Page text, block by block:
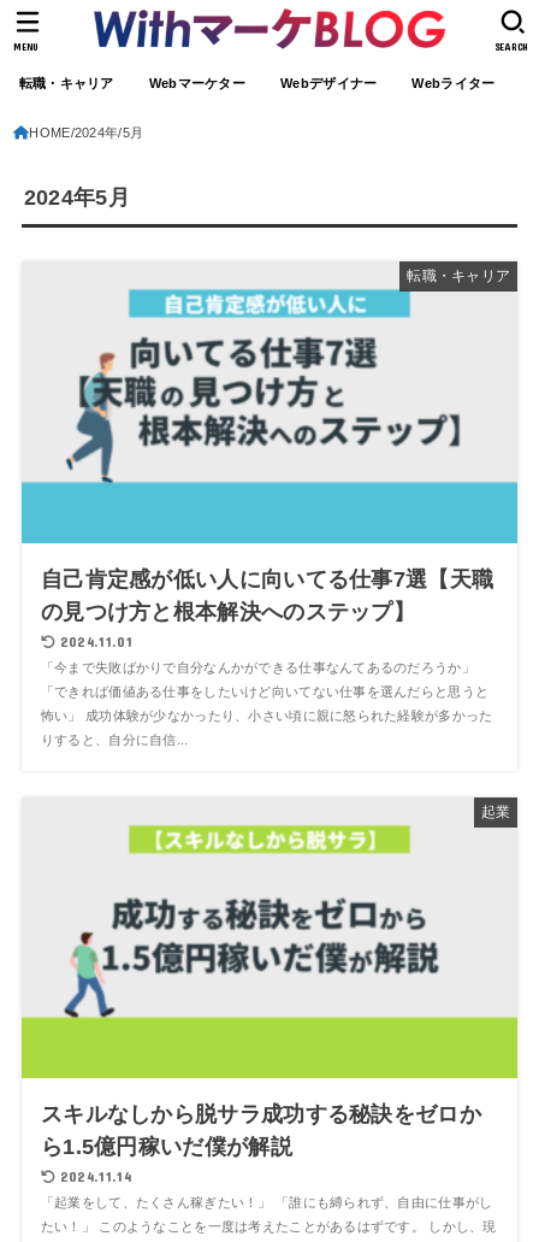
転職・キャリア Webマーケター Webデザイナー Webライター
SEARCH
MENU
HOME 2024年 5月
2024年5月
転職・キャリア
自己肯定感が低い人に向いてる仕事7選【天職
の見つけ方と根本解決へのステップ】
2024.11.01
「今まで失敗ばかりで自分なんかができる仕事なんてあるのだろうか」
「できれば価値ある仕事をしたいけど向いてない仕事を選んだらと思うと
怖い」 成功体験が少なかったり、小さい頃に親に怒られた経験が多かった
りすると、自分に自信...
起業
スキルなしから脱サラ成功する秘訣をゼロか
ら1.5億円稼いだ僕が解説
2024.11.14
「起業をして、たくさん稼ぎたい！」 「誰にも縛られず、自由に仕事がし
たい！」 このようなことを一度は考えたことがあるはずです。 しかし、現